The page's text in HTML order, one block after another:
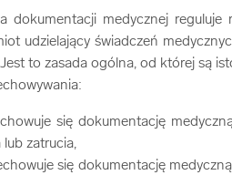
dokumentacji medycznej
udzielający świadczeń
to zasada ogólna, od której są
się dokumentację
lub zatrucia,
się dokumentację